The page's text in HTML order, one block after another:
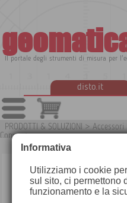
Il portale degli strumenti di misura per
disto.it
PRODOTTI & SOLUZIONI > Accessori
Convergenza
Informativa
Utilizziamo i cookie
sul sito, ci permettono
funzionamento e la